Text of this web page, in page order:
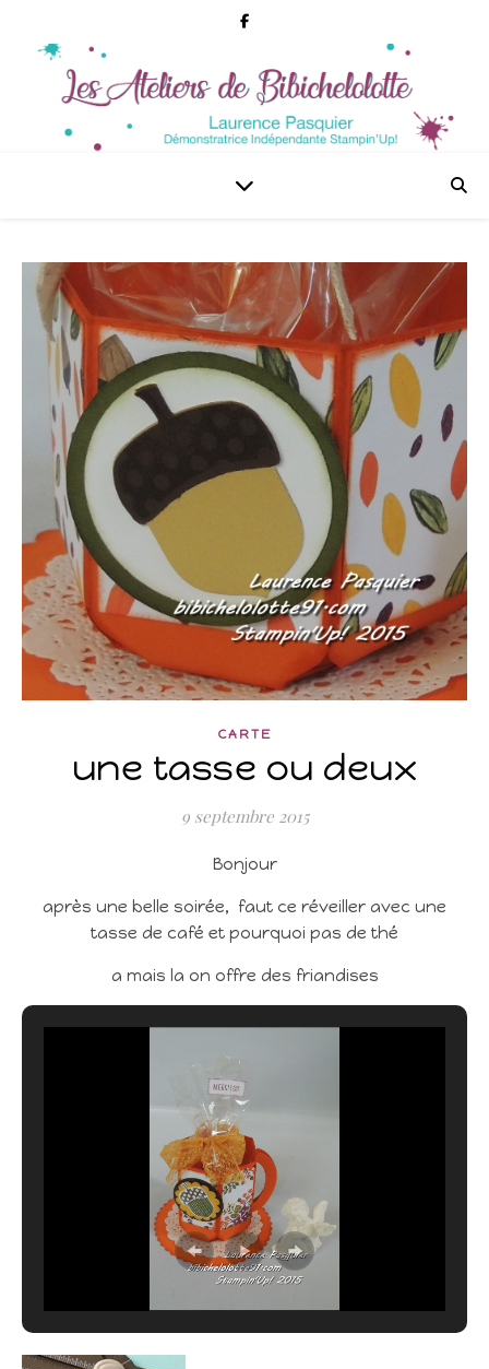
CARTE
une tasse ou deux
9 septembre 2015
Bonjour
après une belle soirée, faut ce réveiller avec une
tasse de café et pourquoi pas de thé
a mais la on offre des friandises